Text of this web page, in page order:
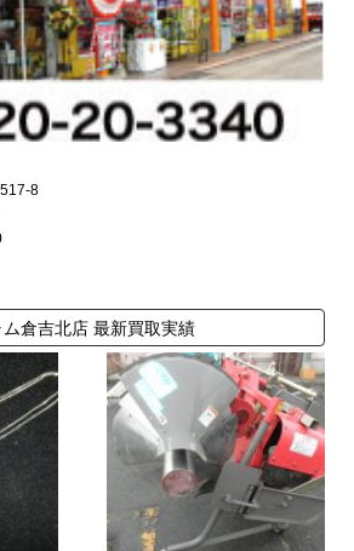
8
ム倉吉北店 最新買取実績